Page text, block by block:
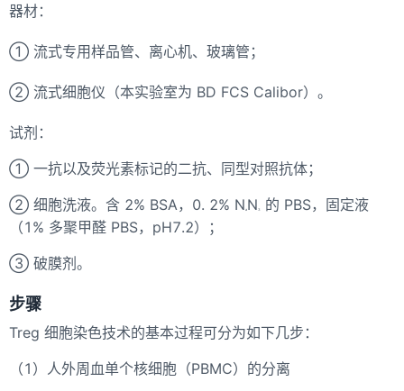
器材：
① 流式专用样品管、离心机、玻璃管；
② 流式细胞仪（本实验室为 BD FCS Calibor）。
试剂：
① 一抗以及荧光素标记的二抗、同型对照抗体；
② 细胞洗液。含 2% BSA，0. 2% N a N 3
的 PBS，固定液
（1% 多聚甲醛 PBS，pH7.2）；
③ 破膜剂。
步骤
Treg 细胞染色技术的基本过程可分为如下几步：
（1）人外周血单个核细胞（PBMC）的分离